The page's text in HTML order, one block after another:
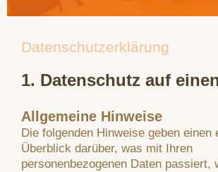
Datenschutzerklärung
1. Datenschutz auf
Allgemeine Hinweise
Die folgenden Hinweise geben einen
Überblick darüber, was mit Ihren
personenbezogenen Daten passiert,